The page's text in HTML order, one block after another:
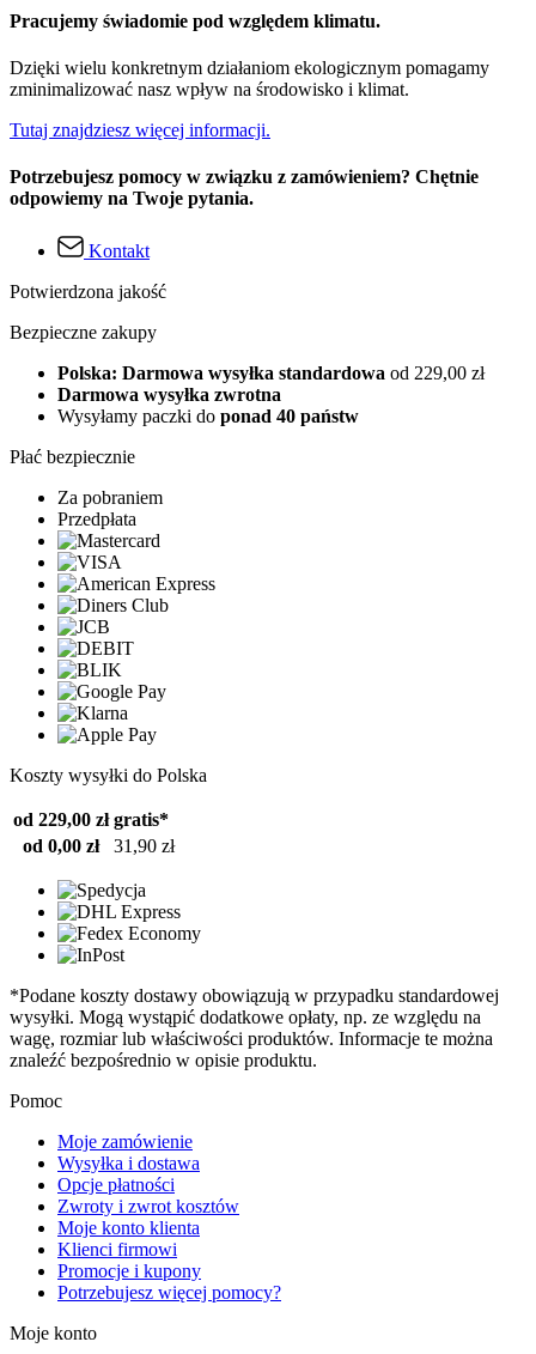
Pracujemy świadomie pod względem klimatu.
Dzięki wielu konkretnym działaniom ekologicznym pomagamy
zminimalizować nasz wpływ na środowisko i klimat.
Tutaj znajdziesz więcej informacji.
Potrzebujesz pomocy w związku z zamówieniem? Chętnie
odpowiemy na Twoje pytania.
Kontakt
Potwierdzona jakość
Bezpieczne zakupy
Polska: Darmowa wysyłka standardowa od 229,00 zł
Darmowa wysyłka zwrotna
Wysyłamy paczki do ponad 40 państw
Płać bezpiecznie
Za pobraniem
Przedpłata
Koszty wysyłki do Polska
od 229,00 zł gratis*
od 0,00 zł
31,90 zł
*Podane koszty dostawy obowiązują w przypadku standardowej
wysyłki. Mogą wystąpić dodatkowe opłaty, np. ze względu na
wagę, rozmiar lub właściwości produktów. Informacje te można
znaleźć bezpośrednio w opisie produktu.
Pomoc
Moje zamówienie
Wysyłka i dostawa
Opcje płatności
Zwroty i zwrot kosztów
Moje konto klienta
Klienci firmowi
Promocje i kupony
Potrzebujesz więcej pomocy?
Moje konto